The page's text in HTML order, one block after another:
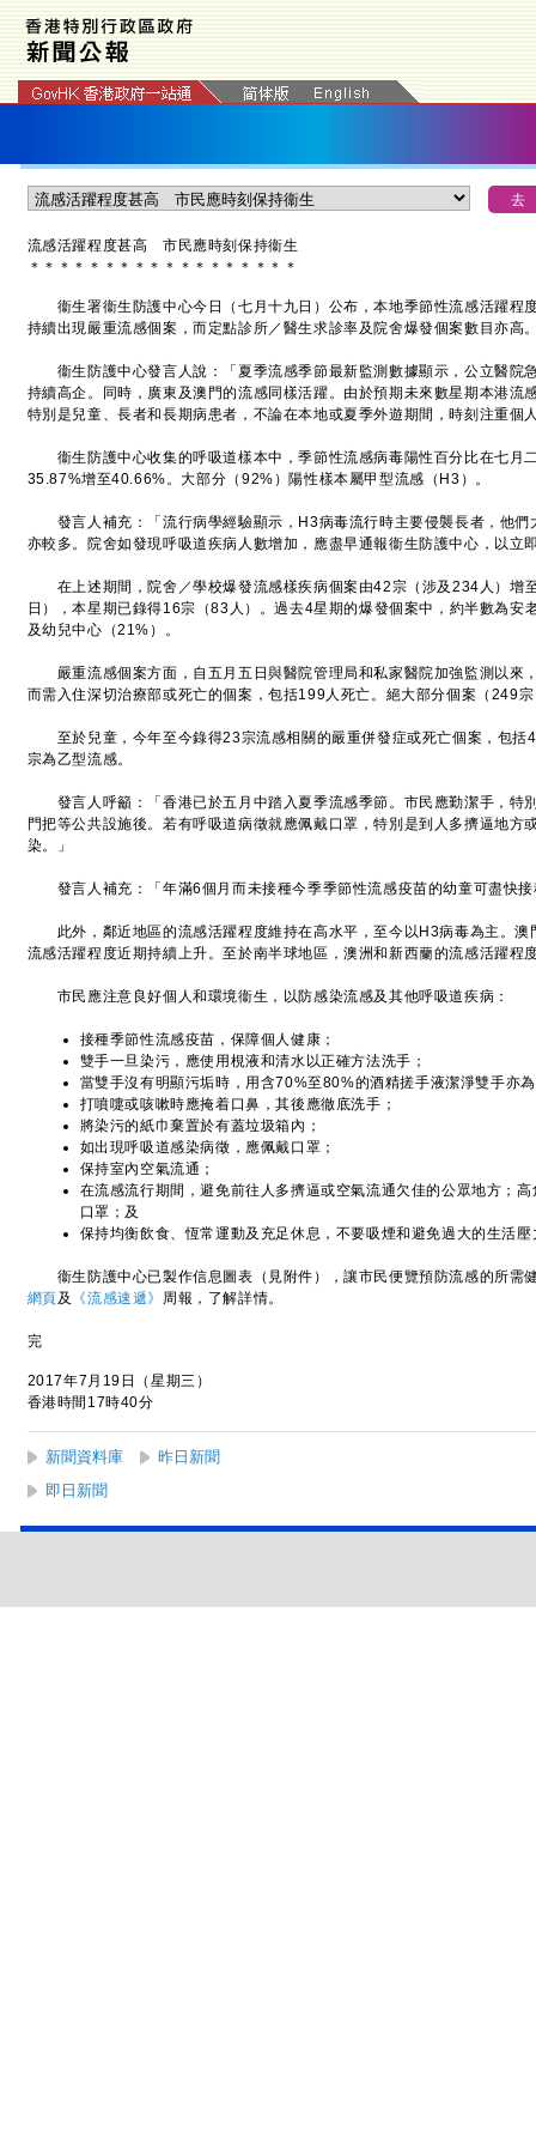
流感活躍程度甚高 市民應時刻保持衞生
＊ ＊ ＊ ＊ ＊ ＊ ＊ ＊ ＊ ＊ ＊ ＊ ＊ ＊ ＊ ＊ ＊ ＊
衞生署衞生防護中心今日（七月十九日）公布，本地季節性流感活躍程
持續出現嚴重流感個案，而定點診所／醫生求診率及院舍爆發個案數目亦高
衞生防護中心發言人說：「夏季流感季節最新監測數據顯示，公立醫院
持續高企。同時，廣東及澳門的流感同樣活躍。由於預期未來數星期本港流
特別是兒童、長者和長期病患者，不論在本地或夏季外遊期間，時刻注重個
衞生防護中心收集的呼吸道樣本中，季節性流感病毒陽性百分比在七月
35.87%增至40.66%。大部分（92%）陽性樣本屬甲型流感（H3）。
發言人補充：「流行病學經驗顯示，H3病毒流行時主要侵襲長者，他們
亦較多。院舍如發現呼吸道疾病人數增加，應盡早通報衞生防護中心，以立
在上述期間，院舍／學校爆發流感樣疾病個案由42宗（涉及234人）增
日），本星期已錄得16宗（83人）。過去4星期的爆發個案中，約半數為安
及幼兒中心（21%）。
嚴重流感個案方面，自五月五日與醫院管理局和私家醫院加強監測以來
而需入住深切治療部或死亡的個案，包括199人死亡。絕大部分個案（249
至於兒童，今年至今錄得23宗流感相關的嚴重併發症或死亡個案，包括
宗為乙型流感。
發言人呼籲：「香港已於五月中踏入夏季流感季節。市民應勤潔手，特
門把等公共設施後。若有呼吸道病徵就應佩戴口罩，特別是到人多擠逼地方
染。」
發言人補充：「年滿6個月而未接種今季季節性流感疫苗的幼童可盡快接
此外，鄰近地區的流感活躍程度維持在高水平，至今以H3病毒為主。澳
流感活躍程度近期持續上升。至於南半球地區，澳洲和新西蘭的流感活躍程
市民應注意良好個人和環境衞生，以防感染流感及其他呼吸道疾病：
接種季節性流感疫苗，保障個人健康；
雙手一旦染污，應使用梘液和清水以正確方法洗手；
當雙手沒有明顯污垢時，用含70%至80%的酒精搓手液潔淨雙手亦
打噴嚏或咳嗽時應掩着口鼻，其後應徹底洗手；
將染污的紙巾棄置於有蓋垃圾箱內；
如出現呼吸道感染病徵，應佩戴口罩；
保持室內空氣流通；
在流感流行期間，避免前往人多擠逼或空氣流通欠佳的公眾地方；
口罩；及
保持均衡飲食、恆常運動及充足休息，不要吸煙和避免過大的生活壓
衞生防護中心已製作信息圖表（見附件），讓市民便覽預防流感的所需
網頁及 《流感速遞》 周報，了解詳情。
完
2017年7月19日（星期三）
香港時間17時40分
新聞資料庫
昨日新聞
即日新聞